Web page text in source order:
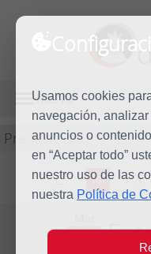
Usamos cookies
navegación,
anuncios o
en “Aceptar todo”
nuestro uso de las
nuestra Política de
MENÚ
Predicación
L M X
27